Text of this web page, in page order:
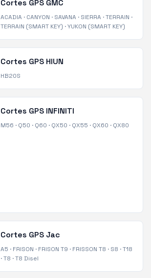
Cortes GPS GMC
ACADIA · CANYON · SAVANA · SIERRA ·TERRAIN ·
TERRAIN (SMART KEY) ·YUKON (SMART KEY)
Cortes GPS HIUN
HB20S
Cortes GPS INFINITI
M56 · Q50 · Q60 · QX50 · QX55 · QX60 · QX80
Cortes GPS Jac
A5 · FRISON · FRISON T9 · FRISSON T8 · S8 ·T18
·T8 ·T8 Disel